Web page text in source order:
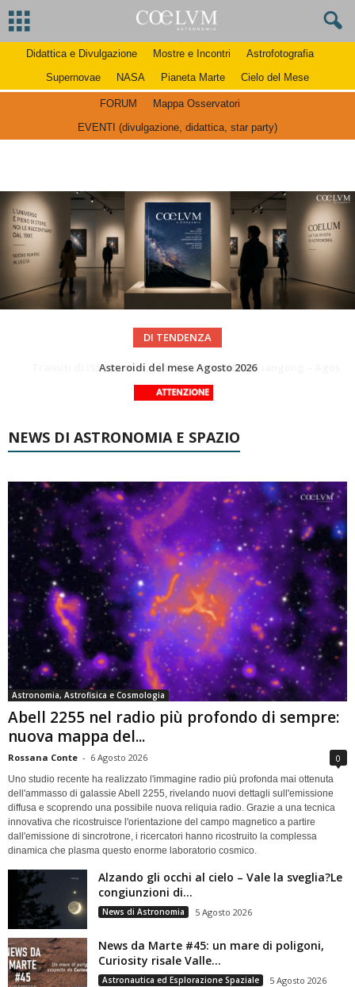
Didattica e Divulgazione Mostre e Incontri
Astrofotografia
Supernovae
NASA Pianeta Marte Cielo del Mese
FORUM
Mappa Osservatori
EVENTI (divulgazione, didattica, star party)
DI TENDENZA
La Luna del Mese – Agosto 2026
NEWS DI ASTRONOMIA E SPAZIO
Astronomia, Astrofisica e Cosmologia
Abell 2255 nel radio più profondo di sempre:
nuova mappa del...
Rossana Conte - 6 Agosto 2026 0
Uno studio recente ha realizzato l'immagine radio più profonda mai ottenuta
dell'ammasso di galassie Abell 2255, rivelando nuovi dettagli sull'emissione
diffusa e scoprendo una possibile nuova reliquia radio. Grazie a una tecnica
innovativa che ricostruisce l'orientazione del campo magnetico a partire
dall'emissione di sincrotrone, i ricercatori hanno ricostruito la complessa
dinamica che plasma questo enorme laboratorio cosmico.
Alzando gli occhi al cielo – Vale la sveglia?Le
congiunzioni di...
News di Astronomia 5 Agosto 2026
News da Marte #45: un mare di poligoni,
Curiosity risale Valle...
Astronautica ed Esplorazione Spaziale 5 Agosto 2026